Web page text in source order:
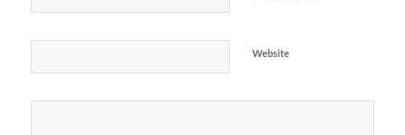
Website